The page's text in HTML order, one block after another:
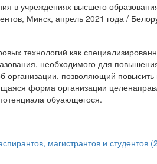
в учреждениях высшего
Минск, апрель 2021 года /
технологий как
необходимого для
организации, позволяющий
форма организации
обуающегося.
магистрантов и студентов